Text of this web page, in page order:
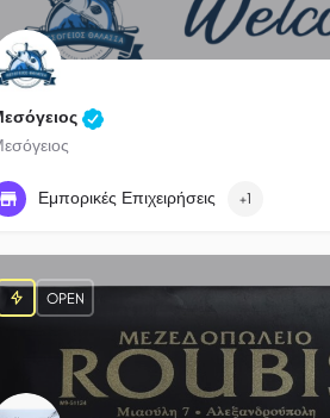
25510 37705
Εμπορικές Επιχειρήσεις +1
OPEN